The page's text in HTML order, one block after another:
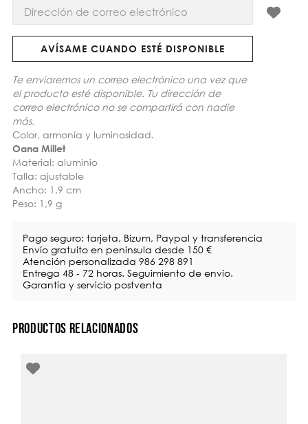
AVÍSAME CUANDO ESTÉ DISPONIBLE
Te enviaremos un correo electrónico una vez que
el producto esté disponible. Tu dirección de
correo electrónico no se compartirá con nadie
más.
Color, armonía y luminosidad.
Oana Millet
Material: aluminio
Talla: ajustable
Ancho: 1,9 cm
Peso: 1,9 g
Pago seguro: tarjeta, Bizum, Paypal y transferencia
Envío gratuito en península desde 150 €
Atención personalizada 986 298 891
Entrega 48 - 72 horas. Seguimiento de envío.
Garantía y servicio postventa
PRODUCTOS RELACIONADOS